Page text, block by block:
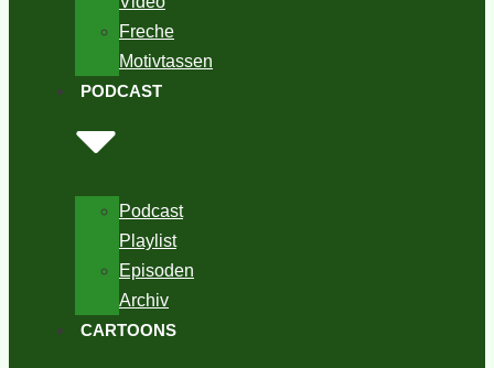
Freche
Motivtassen
PODCAST
Podcast
Playlist
Episoden
Archiv
CARTOONS